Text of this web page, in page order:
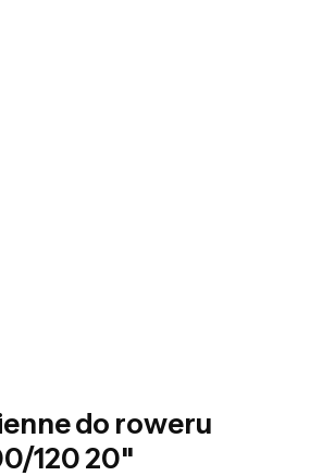
do roweru
120 20"